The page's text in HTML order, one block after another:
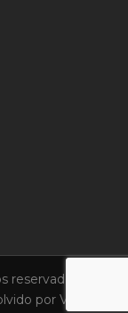
reservados.
por Vortica